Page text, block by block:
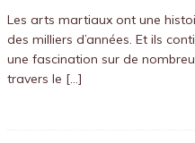
Les arts martiaux ont une
des milliers d’années. Et ils
une fascination sur de
travers le […]